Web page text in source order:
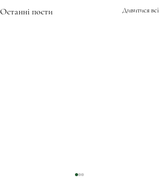
Останні пости Дивитися всі